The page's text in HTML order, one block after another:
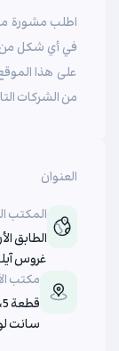
العنوان
المكتب
الطابق
غروس
مكتب
سانت
اطلب مشورة
في أي شكل من
من الشركات